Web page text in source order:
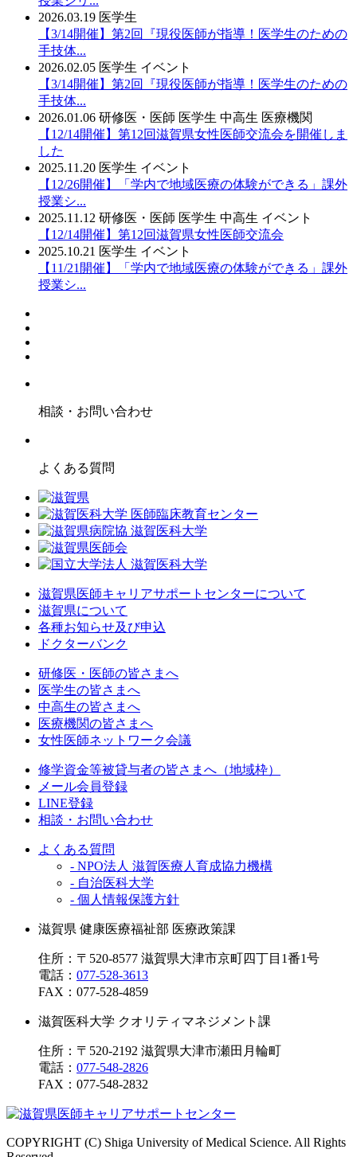
2026.03.19 医学生
【3/14開催】第2回『現役医師が指導！医学生のための
手技体...
2026.02.05 医学生 イベント
【3/14開催】第2回『現役医師が指導！医学生のための
手技体...
2026.01.06 研修医・医師 医学生 中高生 医療機関
【12/14開催】第12回滋賀県女性医師交流会を開催しま
した
2025.11.20 医学生 イベント
【12/26開催】「学内で地域医療の体験ができる」課外
授業シ...
2025.11.12 研修医・医師 医学生 中高生 イベント
【12/14開催】第12回滋賀県女性医師交流会
2025.10.21 医学生 イベント
【11/21開催】「学内で地域医療の体験ができる」課外
授業シ...
相談・お問い合わせ
よくある質問
滋賀県医師キャリアサポートセンターについて
滋賀県について
各種お知らせ及び申込
ドクターバンク
研修医・医師の皆さまへ
医学生の皆さまへ
中高生の皆さまへ
医療機関の皆さまへ
女性医師ネットワーク会議
修学資金等被貸与者の皆さまへ（地域枠）
メール会員登録
LINE登録
相談・お問い合わせ
よくある質問
- NPO法人 滋賀医療人育成協力機構
- 自治医科大学
- 個人情報保護方針
滋賀県 健康医療福祉部 医療政策課
住所：〒520-8577 滋賀県大津市京町四丁目1番1号
電話： 077-528-3613
FAX： 077-528-4859
滋賀医科大学 クオリティマネジメント課
住所：〒520-2192 滋賀県大津市瀬田月輪町
電話： 077-548-2826
FAX： 077-548-2832
COPYRIGHT (C) Shiga University of Medical Science. All Rights